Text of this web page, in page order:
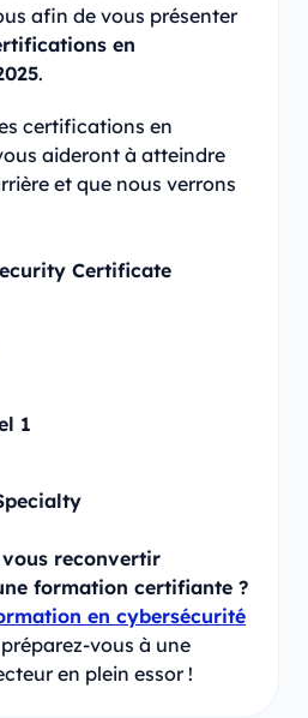
afin de vous présenter
en
.
certifications en
aideront à atteindre
et que nous verrons
Certificate
1
reconvertir
formation certifiante ?
en cybersécurité
vous à une
en plein essor !